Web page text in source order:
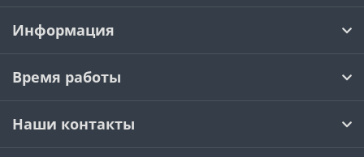
Информация
Время работы
Наши контакты